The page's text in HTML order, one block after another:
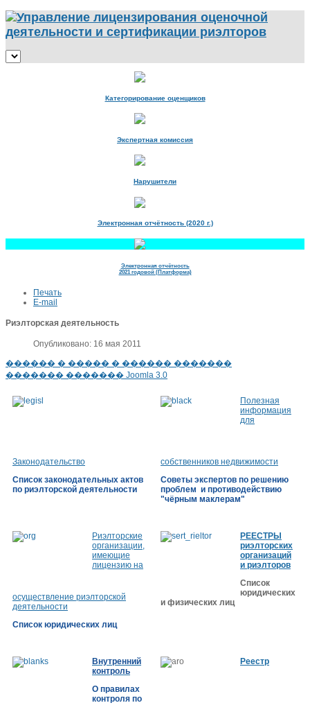
Категорирование оценщиков
Экспертная комиссия
Нарушители
Электронная отчётность (2020 г.)
Электронная отчётность
2021 годовой (Платформа)
Печать
E-mail
Риэлторская деятельность
Опубликовано: 16 мая 2011
������ � ����� � ������ �������
������� ������� Joomla 3.0
Законодательство
Список законодательных актов
по риэлторской деятельности
Полезная
информация
для
собственников недвижимости
Советы экспертов по решению
проблем и противодействию
"чёрным маклерам"
Риэлторские
организации,
имеющие
лицензию на
осуществление риэлторской
деятельности
Список юридических лиц
РЕЕСТРЫ
риэлторских
организаций
и риэлторов
Список
юридических
и физических лиц
Внутренний
контроль
О правилах
контроля по
Реестр